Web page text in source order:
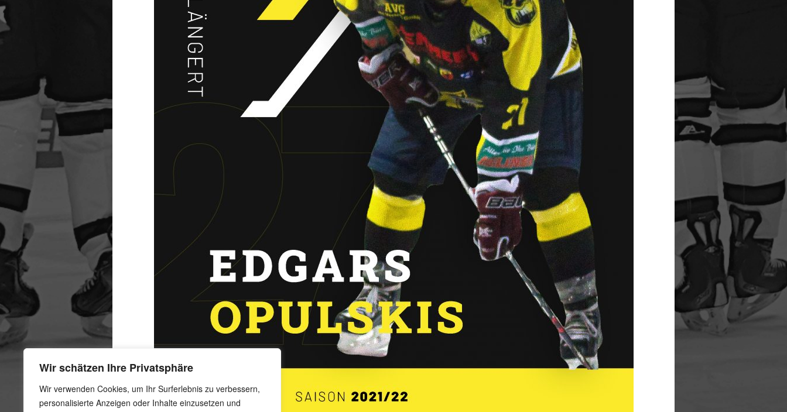
Wir schätzen Ihre Privatsphäre
Wir verwenden Cookies, um Ihr Surferlebnis zu verbessern,
personalisierte Anzeigen oder Inhalte einzusetzen und